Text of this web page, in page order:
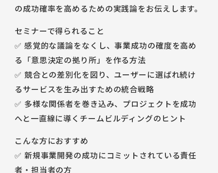
の成功確率を高めるための実践論をお伝えします。
セミナーで得られること
✅ 感覚的な議論をなくし、事業成功の確度を高め
る「意思決定の拠り所」を作る方法
✅ 競合との差別化を図り、ユーザーに選ばれ続け
るサービスを生み出すための統合戦略
✅ 多様な関係者を巻き込み、プロジェクトを成功
へと一直線に導くチームビルディングのヒント
こんな方におすすめ
✅ 新規事業開発の成功にコミットされている責任
者・担当者の方